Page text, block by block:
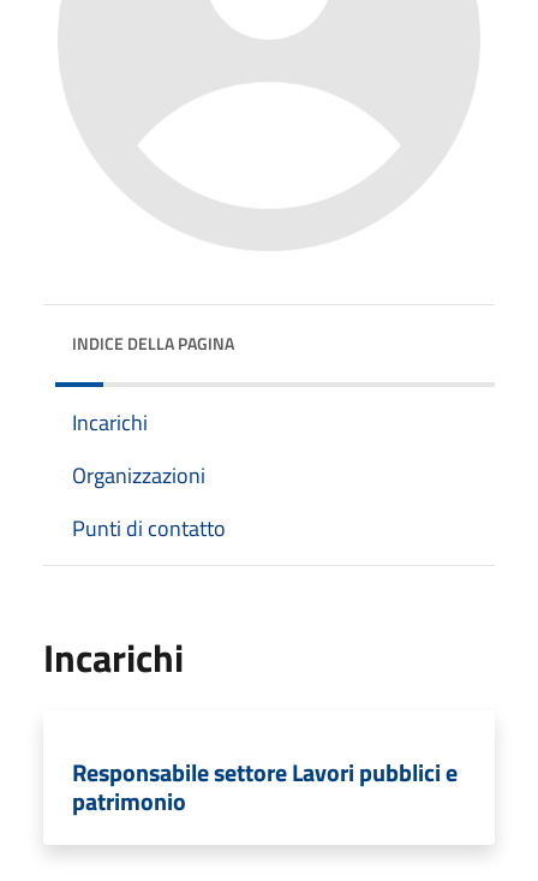
INDICE DELLA PAGINA
Incarichi
Organizzazioni
Punti di contatto
Incarichi
Responsabile settore Lavori pubblici e
patrimonio